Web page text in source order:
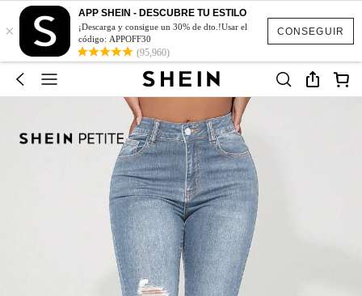
CONSEGUIR
×
APP SHEIN - DESCUBRE TU ESTILO
¡Descarga y consigue un 30% de dto.!Usar el
código: APPOFF30
(95,960)